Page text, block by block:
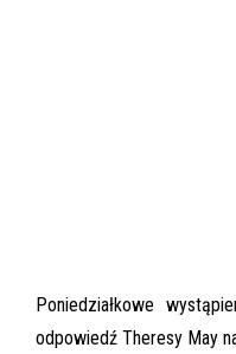
Poniedziałkowe
odpowiedź Theresy May